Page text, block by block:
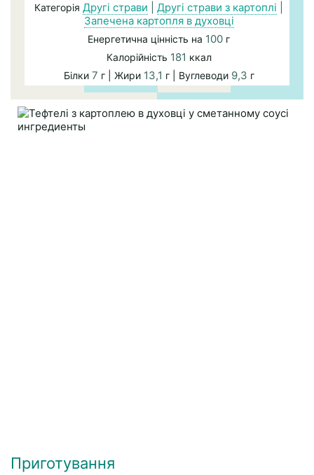
Категорія Другі страви Другі страви з картоплі
Запечена картопля в духовці
Енергетична цінність на 100 г
Калорійність 181 ккал
Білки 7 г | Жири 13,1 г | Вуглеводи 9,3 г
Приготування